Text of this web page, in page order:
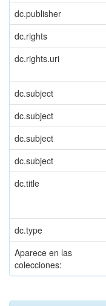
dc.publisher
dc.rights
dc.rights.uri
dc.subject
dc.subject
dc.subject
dc.subject
dc.title
dc.type
Aparece en las
colecciones: